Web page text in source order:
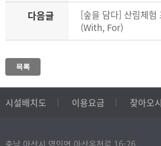
다음글
[숲을 담다] 산림체험
(With, For)
목록
시설배치도 이용요금 찾아오